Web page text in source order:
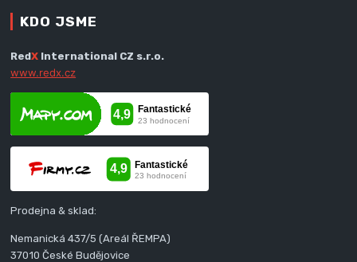
KDO JSME
RedX International CZ s.r.o.
www.redx.cz
Prodejna & sklad:
Nemanická 437/5 (Areál ŘEMPA)
37010 České Budějovice